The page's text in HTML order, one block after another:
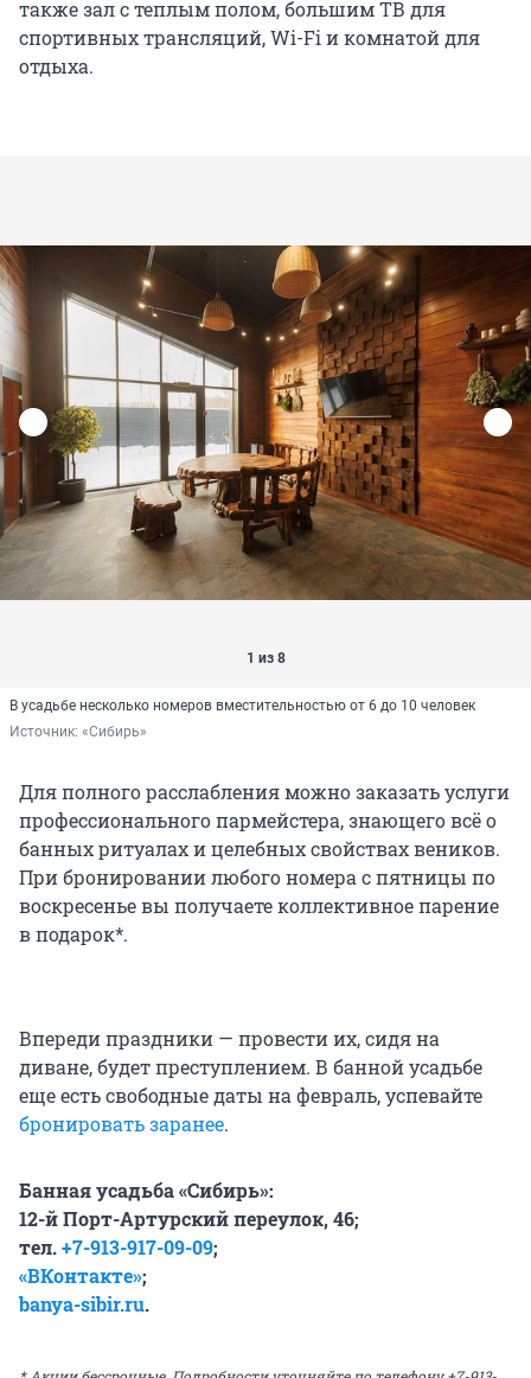
также зал с теплым полом, большим ТВ для
спортивных трансляций, Wi-Fi и комнатой для
отдыха.
1 из 8
В усадьбе несколько номеров вместительностью от 6 до 10 человек
Источник: «Сибирь»
Для полного расслабления можно заказать услуги
профессионального пармейстера, знающего всё о
банных ритуалах и целебных свойствах веников.
При бронировании любого номера с пятницы по
воскресенье вы получаете коллективное парение
в подарок*.
Впереди праздники — провести их, сидя на
диване, будет преступлением. В банной усадьбе
еще есть свободные даты на февраль, успевайте
бронировать заранее.
Банная усадьба «Сибирь»:
12-й Порт-Артурский переулок, 46;
тел.+7-913-917-09-09;
«ВКонтакте»;
banya-sibir.ru.